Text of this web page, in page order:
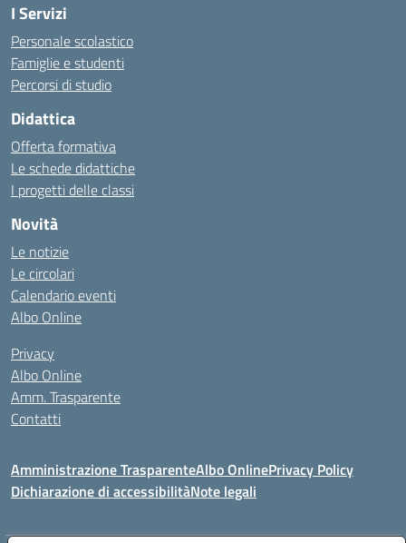
I Servizi
Personale scolastico
Famiglie e studenti
Percorsi di studio
Didattica
Offerta formativa
Le schede didattiche
I progetti delle classi
Novità
Le notizie
Le circolari
Calendario eventi
Albo Online
Privacy
Albo Online
Amm. Trasparente
Contatti
Amministrazione TrasparenteAlbo OnlinePrivacy Policy
Dichiarazione di accessibilitàNote legali